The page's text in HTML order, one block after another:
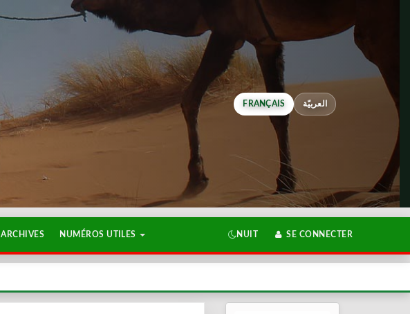
FRANÇAIS العربيّة
ARCHIVES NUMÉROS UTILES NUIT SE CONNECTER